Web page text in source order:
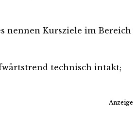
nennen Kursziele im Bereich
technisch intakt;
Anzeige